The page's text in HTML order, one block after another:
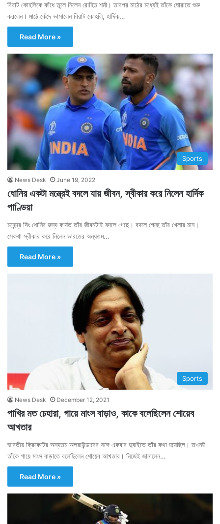
বিরাট কোহলিকে কাঁধে তুলে নিলেন রোহিত শর্মা। তারপর মাঠের মধ্যেই তাঁকে ঘোরাতে শুরু
করলেন। মাঠে কেঁদে ভাসালেন বিরাট কোহলি, হার্দিক…
Read More »
Sports
News Desk June 19, 2022
ধোনির একটা মন্ত্রেই বদলে যায় জীবন, স্বীকার করে নিলেন হার্দিক
পাণ্ডিয়া
মহেন্দ্র সিং ধোনির জন্য কার্যত তাঁর জীবনটাই বদলে গেছে। বদলে গেছে তাঁর খেলার মান।
সেকথা স্বীকার করে নিলেন ভারতের অন্যতম…
Read More »
Sports
News Desk December 12, 2021
পাখির মত চেহারা, গায়ে মাংস বাড়াও, কাকে বলেছিলেন শোয়েব
আখতার
ভারতীয় ক্রিকেটের অন্যতম অলরাউন্ডারের সঙ্গে একবার দুবাইতে তাঁর কথা হয়েছিল। তখনই
তাঁকে গায়ে মাংস বাড়াতে বলেছিলেন শোয়েব আখতার। নিজেই জানালেন…
Read More »